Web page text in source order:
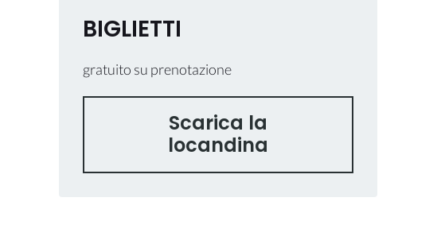
BIGLIETTI
gratuito su prenotazione
Scarica la
locandina